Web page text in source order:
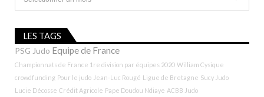
LES TAGS
PSG Judo Equipe de France
Championnats de France 1re division par équipes 2020 William Cysique
crowdfunding Pour le judo Jean-Luc Rougé Ligue de Bretagne Sucy Judo
Lucie Décosse Crédit Agricole Pape Doudou Ndiaye ACBB Judo